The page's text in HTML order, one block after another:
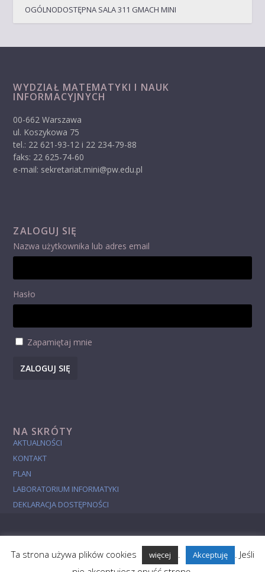
OGÓLNODOSTĘPNA SALA 311 GMACH MINI
WYDZIAŁ MATEMATYKI I NAUK
INFORMACYJNYCH
00-662 Warszawa
ul. Koszykowa 75
tel.: 22 621-93-12 i 22 234-79-88
faks: 22 625-74-60
e-mail: sekretariat.mini@pw.edu.pl
ZALOGUJ SIĘ
Nazwa użytkownika lub adres email
Hasło
Zapamiętaj mnie
ZALOGUJ SIĘ
NA SKRÓTY
AKTUALNOŚCI
KONTAKT
PLAN
LABORATORIUM INFORMATYKI
DEKLARACJA DOSTĘPNOŚCI
Aktualności Studia Badania Popularyzacja
O Wydziale
Ta strona używa plików cookies więcej Akceptuję
. Jeśli